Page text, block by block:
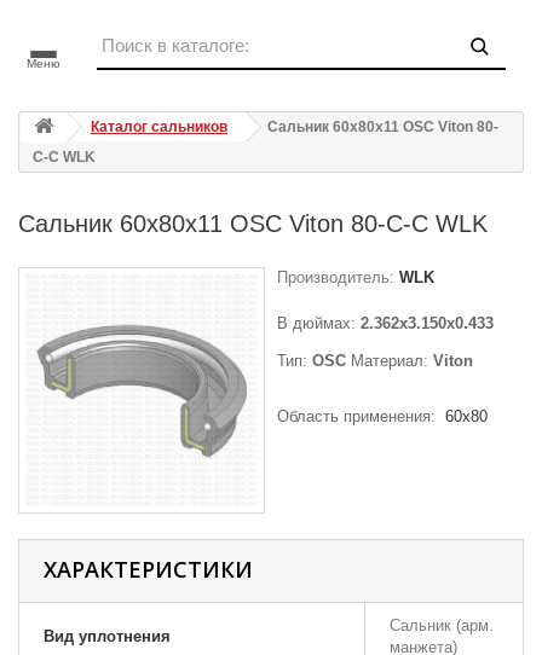
Меню
Каталог сальников
Сальник 60x80x11 OSC Viton 80-
C-C WLK
Сальник 60x80x11 OSC Viton 80-C-C WLK
Производитель: WLK
В дюймах: 2.362x3.150x0.433
Тип: OSC Материал: Viton
Область применения: 60x80
ХАРАКТЕРИСТИКИ
Вид уплотнения
Сальник (арм.
манжета)